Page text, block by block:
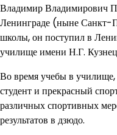
Владимир Владимирович
Ленинграде (ныне Санкт-
школы, он поступил в
училище имени Н.Г.
Во время учебы в
студент и прекрасный
различных спортивных
результатов в дзюдо.